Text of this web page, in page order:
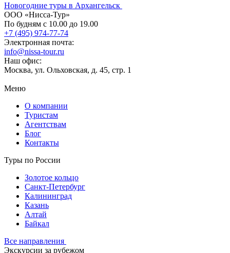
Новогодние туры в Архангельск
ООО «Нисса-Тур»
По будням с 10.00 до 19.00
+7 (495) 974-77-74
Электронная почта:
info@nissa-tour.ru
Наш офис:
Москва, ул. Ольховская, д. 45, стр. 1
Меню
О компании
Туристам
Агентствам
Блог
Контакты
Туры по России
Золотое кольцо
Санкт-Петербург
Калининград
Казань
Алтай
Байкал
Все направления
Экскурсии за рубежом